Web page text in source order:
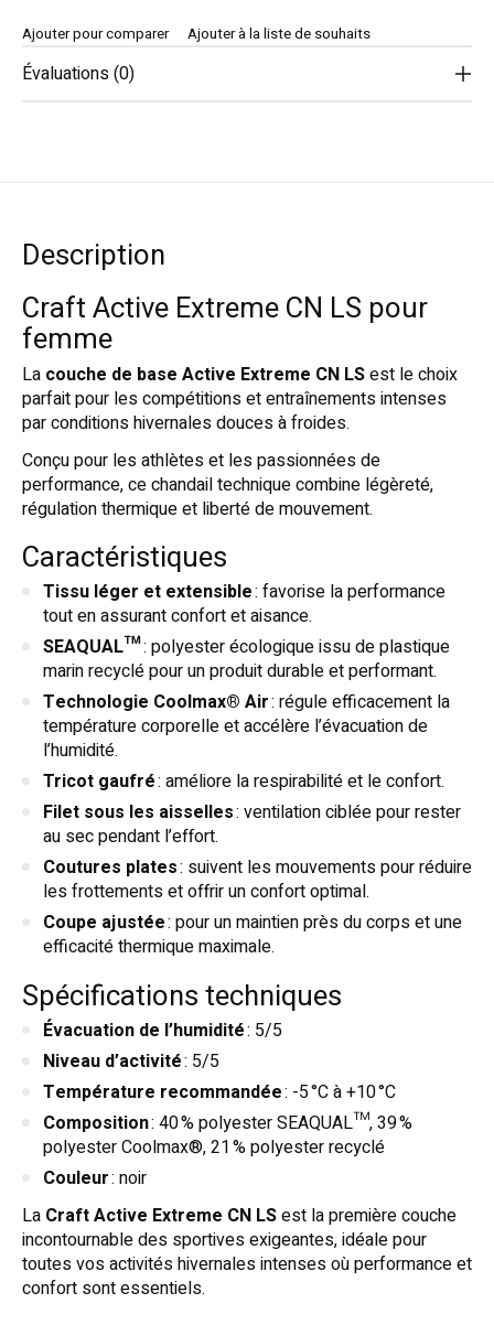
Ajouter pour comparer Ajouter à la liste de souhaits
Évaluations (0)
Description
Craft Active Extreme CN LS pour
femme
La couche de base Active Extreme CN LSest le choix
parfait pour les compétitions et entraînements intenses
par conditions hivernales douces à froides.
Conçu pour les athlètes et les passionnées de
performance, ce chandail technique combine légèreté,
régulation thermique et liberté de mouvement.
Caractéristiques
Tissu léger et extensible: favorise la performance
tout en assurant confort et aisance.
SEAQUAL™: polyester écologique issu de plastique
marin recyclé pour un produit durable et performant.
Technologie Coolmax® Air: régule efficacement la
température corporelle et accélère l’évacuation de
l’humidité.
Tricot gaufré: améliore la respirabilité et le confort.
Filet sous les aisselles: ventilation ciblée pour rester
au sec pendant l’effort.
Coutures plates: suivent les mouvements pour réduire
les frottements et offrir un confort optimal.
Coupe ajustée: pour un maintien près du corps et une
efficacité thermique maximale.
Spécifications techniques
Évacuation de l’humidité: 5/5
Niveau d’activité: 5/5
Température recommandée: -5 °C à +10 °C
Composition: 40 % polyester SEAQUAL™, 39 %
polyester Coolmax®, 21 % polyester recyclé
Couleur: noir
La Craft Active Extreme CN LSest la première couche
incontournable des sportives exigeantes, idéale pour
toutes vos activités hivernales intenses où performance et
confort sont essentiels.